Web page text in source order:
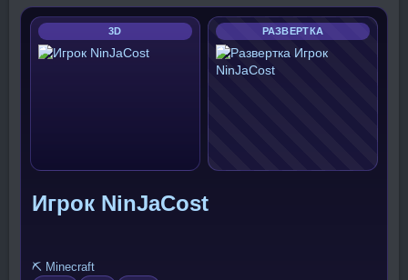
3D РАЗВЕРТКА
Игрок NinJaCost
⛏️ Minecraft